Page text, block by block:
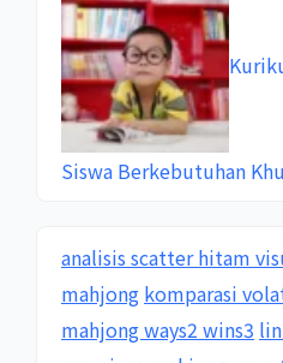
Siswa Berkebutuhan
analisis scatter hitam
mahjong komparasi
mahjong ways2 wins3